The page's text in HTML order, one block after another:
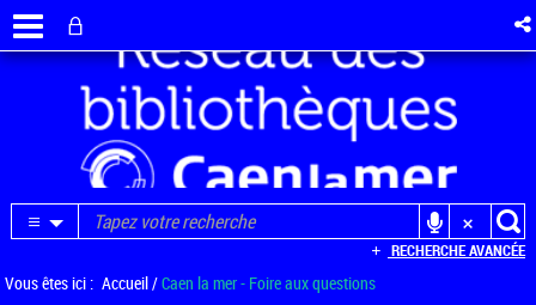
RECHERCHE AVANCÉE
Vous êtes ici : Accueil/Caen la mer - Foire aux questions